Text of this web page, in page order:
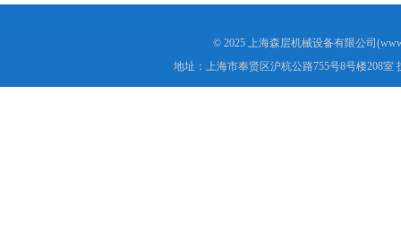
© 2025 上海森层机械设备有限公司
地址：上海市奉贤区沪杭公路755号8号楼208室